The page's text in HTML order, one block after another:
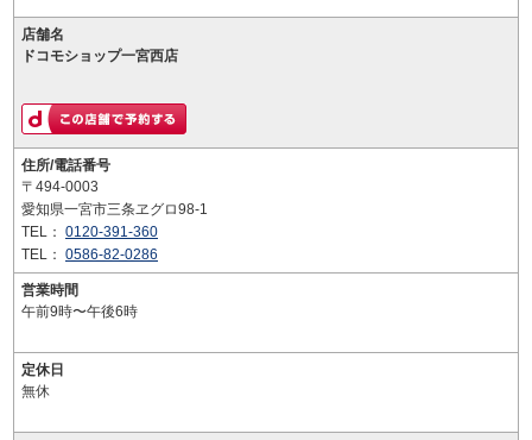
店舗名
ドコモショップ一宮西店
住所/電話番号
〒494-0003
愛知県一宮市三条ヱグロ98-1
TEL： 0120-391-360
TEL： 0586-82-0286
営業時間
午前9時〜午後6時
定休日
無休